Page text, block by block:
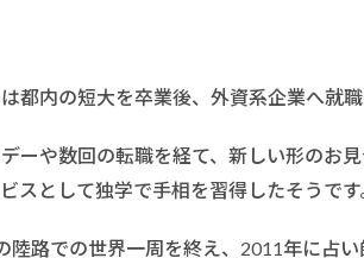
都内の短大を卒業後、外資系企業へ就職
ーや数回の転職を経て、新しい形のお
スとして独学で手相を習得したそうです
陸路での世界一周を終え、2011年に占い